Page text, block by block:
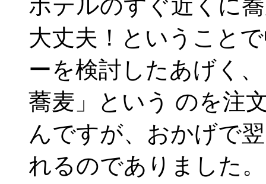
ホテルのすぐ近くに
大丈夫！ということ
ーを検討したあげく
蕎麦」という のを注
んですが、おかげで
れるのでありました